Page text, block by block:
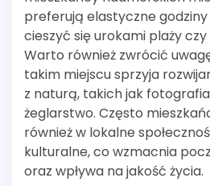
preferują elastyczne
cieszyć się urokami plaży czy
Warto również zwrócić
takim miejscu sprzyja
z naturą, takich jak
żeglarstwo. Często
również w lokalne
kulturalne, co wzmacnia
oraz wpływa na jakość życia.